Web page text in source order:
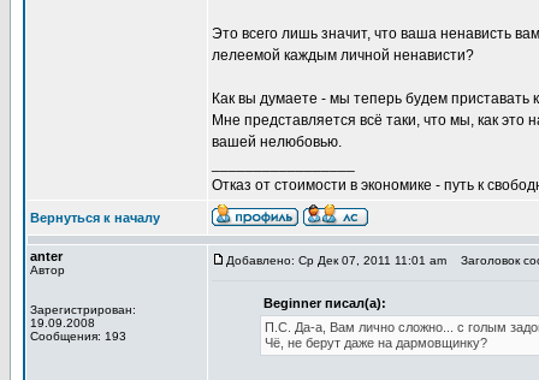
Это всего лишь значит, что ваша ненависть
лелеемой каждым личной ненависти?
Как вы думаете - мы теперь будем приставать
Мне представляется всё таки, что мы, как
вашей нелюбовью.
Отказ от стоимости в экономике - путь к
Вернуться к началу
anter
Автор
Зарегистрирован:
19.09.2008
Сообщения: 193
Добавлено: Ср Дек 07, 2011 11:01 am Заголовок
Beginner писал(а):
П.С. Да-а, Вам лично сложно... с голым
Чё, не берут даже на дармовщинку?